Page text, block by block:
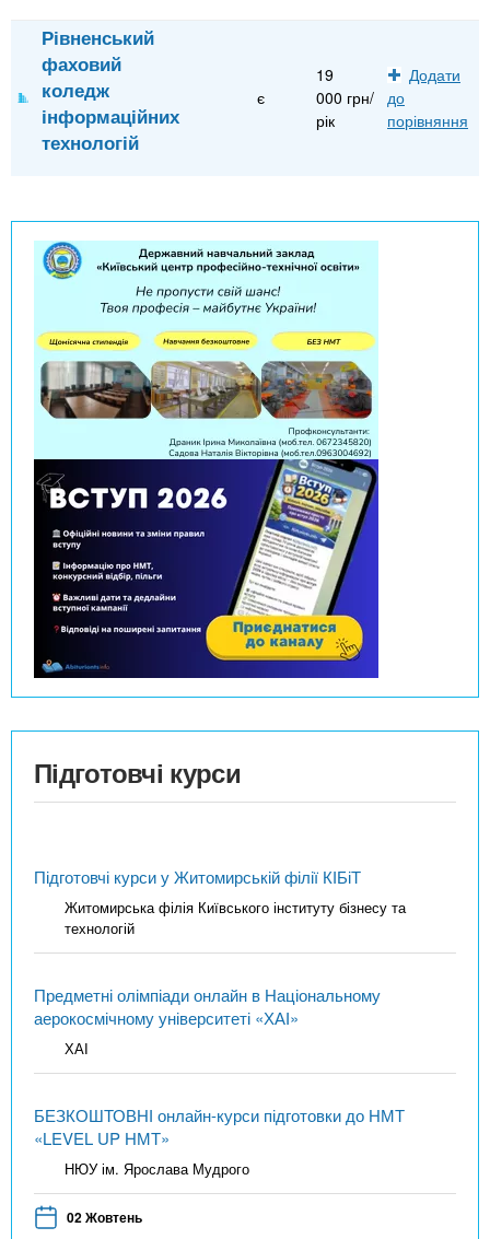
Рівненський
фаховий
коледж
інформаційних
технологій
є
19
000 грн/
рік
Додати
до
порівняння
Підготовчі курси
Підготовчі курси у Житомирській філії КІБіТ
Житомирська філія Київського інституту бізнесу та
технологій
Предметні олімпіади онлайн в Національному
аерокосмічному університеті «ХАІ»
ХАІ
БЕЗКОШТОВНІ онлайн-курси підготовки до НМТ
«LEVEL UP НМТ»
НЮУ ім. Ярослава Мудрого
02 Жовтень